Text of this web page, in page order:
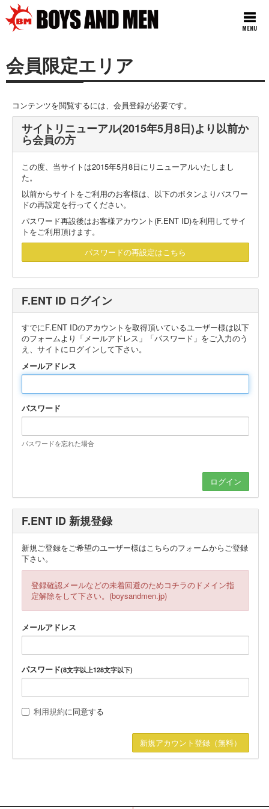
MENU
会員限定エリア
コンテンツを閲覧するには、会員登録が必要です。
サイトリニューアル(2015年5月8日)より以前か
ら会員の方
この度、当サイトは2015年5月8日にリニューアルいたしまし
た。
以前からサイトをご利用のお客様は、以下のボタンよりパスワー
ドの再設定を行ってください。
パスワード再設後はお客様アカウント(F.ENT ID)を利用してサイ
トをご利用頂けます。
パスワードの再設定はこちら
F.ENT ID ログイン
すでにF.ENT IDのアカウントを取得頂いているユーザー様は以下
のフォームより「メールアドレス」「パスワード」をご入力のう
え、サイトにログインして下さい。
メールアドレス
パスワード
パスワードを忘れた場合
F.ENT ID 新規登録
新規ご登録をご希望のユーザー様はこちらのフォームからご登録
下さい。
登録確認メールなどの未着回避のためコチラのドメイン指
定解除をして下さい。(boysandmen.jp)
メールアドレス
パスワード(8文字以上128文字以下)
利用規約に同意する